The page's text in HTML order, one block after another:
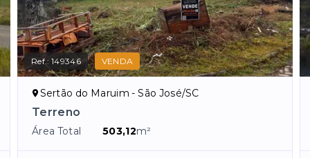
Ref.:149346 VENDA
Sertão do Maruim - São José/SC
Terreno
Área Total 503,12m²